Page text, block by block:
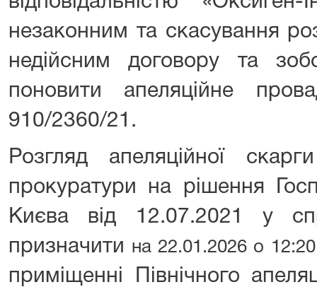
незаконним та скасування
недійсним договору та
поновити апеляційне
910/2360/21.
Розгляд апеляційної
прокуратури на рішення
Києва від 12.07.2021 у
призначити на 22.01.2026 о
приміщенні Північного